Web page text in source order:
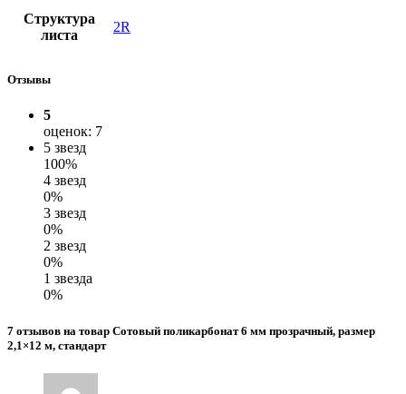
Структура
листа
2R
Отзывы
5
оценок: 7
5 звезд
100%
4 звезд
0%
3 звезд
0%
2 звезд
0%
1 звезда
0%
7 отзывов на товар Сотовый поликарбонат 6 мм прозрачный, размер
2,1×12 м, стандарт